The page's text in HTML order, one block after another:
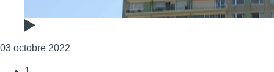
03 octobre 2022